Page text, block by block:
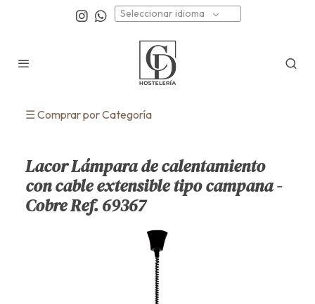
Seleccionar idioma
☰ Comprar por Categoría
Lacor Lámpara de calentamiento
con cable extensible tipo campana -
Cobre Ref. 69367